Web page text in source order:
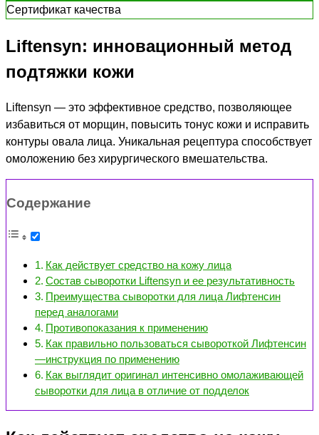
Сертификат качества
Liftensyn: инновационный метод
подтяжки кожи
Liftensyn — это эффективное средство, позволяющее
избавиться от морщин, повысить тонус кожи и исправить
контуры овала лица. Уникальная рецептура способствует
омоложению без хирургического вмешательства.
Содержание
Как действует средство на кожу лица
Состав сыворотки Liftensyn и ее результативность
Преимущества сыворотки для лица Лифтенсин
перед аналогами
Противопоказания к применению
Как правильно пользоваться сывороткой Лифтенсин
—инструкция по применению
Как выглядит оригинал интенсивно омолаживающей
сыворотки для лица в отличие от подделок